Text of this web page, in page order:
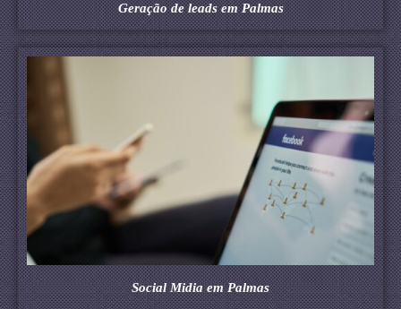
Geração de leads em Palmas
Social Midia em Palmas